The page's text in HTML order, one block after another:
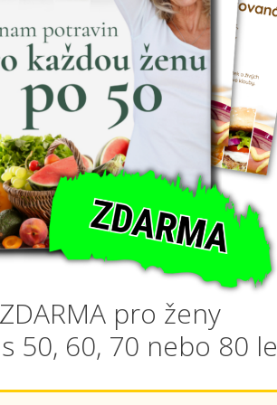
pro ženy
50, 60, 70 nebo 80